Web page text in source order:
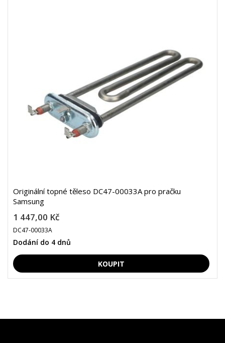
Originální topné těleso DC47-00033A pro pračku
Samsung
1 447,00 Kč
DC47-00033A
Dodání do 4 dnů